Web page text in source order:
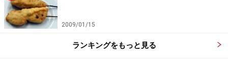
2009/01/15
ランキングをもっと見る